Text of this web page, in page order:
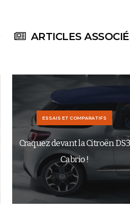
ARTICLES
ESSAIS ET COMPARATIFS
Craquez devant la Citroën DS3
Cabrio !